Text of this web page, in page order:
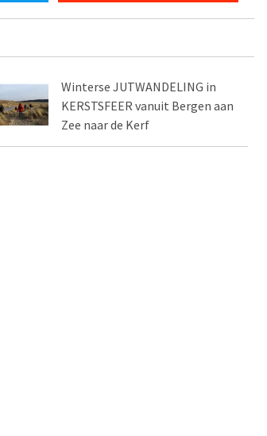
Winterse JUTWANDELING in
KERSTSFEER vanuit Bergen aan
Zee naar de Kerf